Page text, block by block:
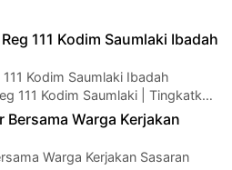
111 Kodim Saumlaki Ibadah
Kodim Saumlaki Ibadah
111 Kodim Saumlaki | Tingkatk…
Bersama Warga Kerjakan
Warga Kerjakan Sasaran